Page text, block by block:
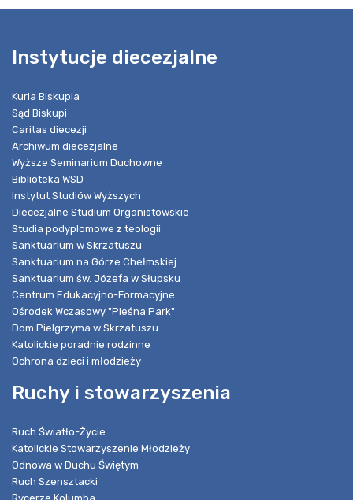
Instytucje diecezjalne
Kuria Biskupia
Sąd Biskupi
Caritas diecezji
Archiwum diecezjalne
Wyższe Seminarium Duchowne
Biblioteka WSD
Instytut Studiów Wyższych
Diecezjalne Studium Organistowskie
Studia podyplomowe z teologii
Sanktuarium w Skrzatuszu
Sanktuarium na Górze Chełmskiej
Sanktuarium św. Józefa w Słupsku
Centrum Edukacyjno-Formacyjne
Ośrodek Wczasowy "Pleśna Park"
Dom Pielgrzyma w Skrzatuszu
Katolickie poradnie rodzinne
Ochrona dzieci i młodzieży
Ruchy i stowarzyszenia
Ruch Światło-Życie
Katolickie Stowarzyszenie Młodzieży
Odnowa w Duchu Świętym
Ruch Szensztacki